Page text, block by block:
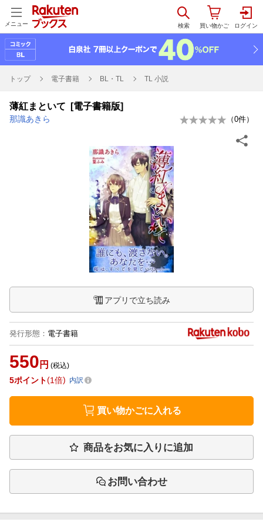
メニュー
トップ 電子書籍 BL・TL TL 小説
薄紅まといて [電子書籍版]
那識あきら （0件）
アプリで立ち読み
発行形態 ： 電子書籍
550 円 (税込)
5ポイント 1倍 内訳
買い物かごに入れる
商品をお気に入りに追加
お問い合わせ